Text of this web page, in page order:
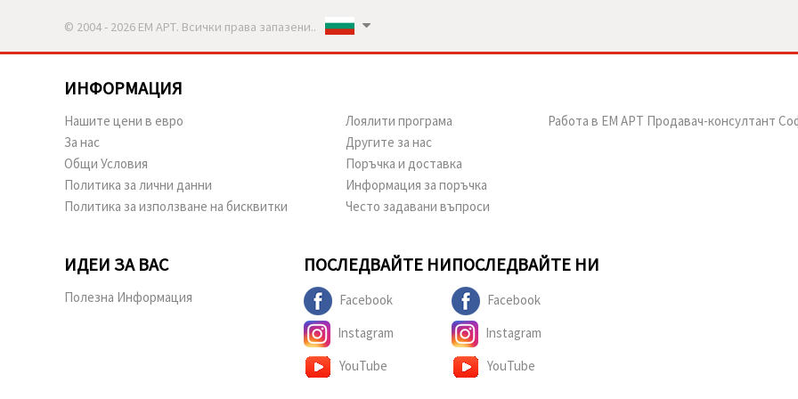
© 2004 - 2026 ЕМ АРТ. Всички права запазени..
ИНФОРМАЦИЯ
Нашите цени в евро
За нас
Общи Условия
Политика за лични данни
Политика за използване на бисквитки
Лоялити програма
Другите за нас
Поръчка и доставка
Информация за поръчка
Често задавани въпроси
Работа в ЕМ АРТ Продавач-консултант
ИДЕИ ЗА ВАС
Полезна Информация
ПОСЛЕДВАЙТЕ НИ
Facebook
Instagram
YouTube
ПОСЛЕДВАЙТЕ НИ
Facebook
Instagram
YouTube